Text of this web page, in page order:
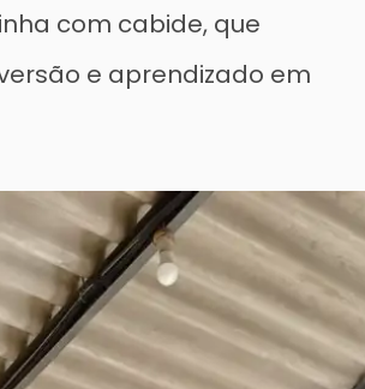
com cabide, que
e aprendizado em